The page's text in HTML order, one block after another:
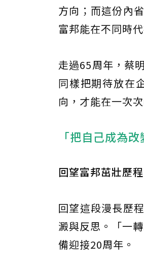
方向；而這份內
富邦能在不同時
走過65周年，蔡
同樣把期待放在
向，才能在一次
「把自己成為
回望富邦茁壯歷
回望這段漫長歷
澱與反思。「一
備迎接20周年。